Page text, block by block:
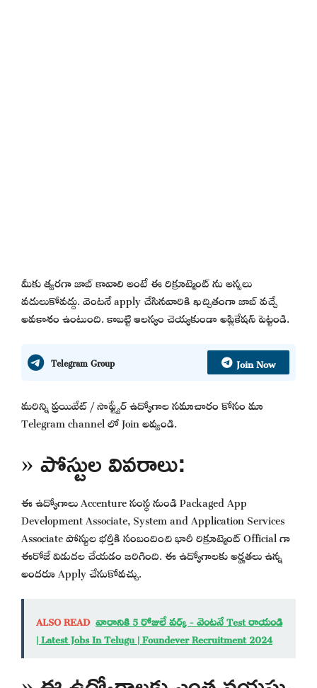
మీకు త్వరగా జాబ్ కావాలి అంటే ఈ రిక్రూట్మెంట్ ను అస్సలు
వదులుకోవద్దు. వెంటనే apply చేసినవారికి ఖచ్చితంగా జాబ్ వచ్చే
అవకాశం ఉంటుంది. కాబట్టి ఆలస్యం చెయ్యకుండా అప్లికేషన్ పెట్టండి.
Telegram Group Join Now
మరిన్ని ప్రయివేట్ / సాఫ్ట్వేర్ ఉద్యోగాల సమాచారం కోసం మా
Telegram channel లో Join అవ్వండి.
» పోస్టుల వివరాలు:
ఈ ఉద్యోగాలు Accenture సంస్థ నుండి Packaged App
Development Associate, System and Application Services
Associate పోస్టుల భర్తీకి సంబందించి భారీ రిక్రూట్మెంట్ Official గా
ఈరోజే విడుదల చేయడం జరిగింది. ఈ ఉద్యోగాలకు అర్హతలు ఉన్న
అందరూ Apply చేసుకోవచ్చు.
ALSO READ వారానికి 5 రోజులే వర్క్ - వెంటనే Test రాయండి
| Latest Jobs In Telugu | Foundever Recruitment 2024